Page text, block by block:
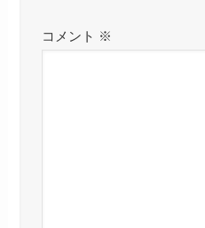
コメント ※